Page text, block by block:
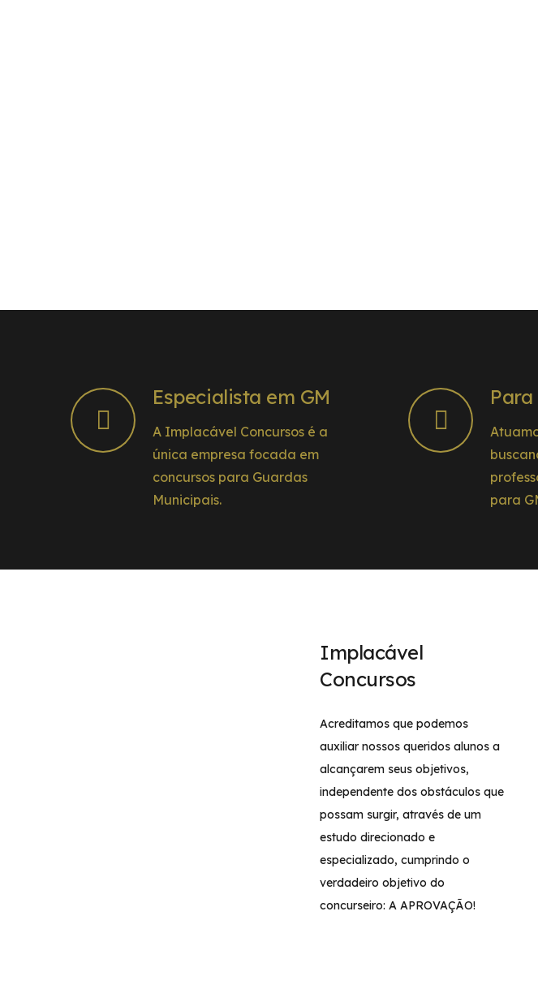
Especialista em GM
A Implacável Concursos é a
única empresa focada em
concursos para Guardas
Municipais.
para
Implacável
Concursos
Acreditamos que podemos
auxiliar nossos queridos alunos a
alcançarem seus objetivos,
independente dos obstáculos que
possam surgir, através de um
estudo direcionado e
especializado, cumprindo o
verdadeiro objetivo do
concurseiro: A APROVAÇÃO!